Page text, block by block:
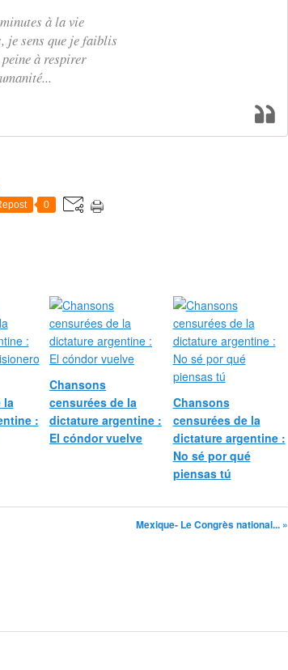
à la vie
je sens que je faiblis
à respirer
0
la
:
Chansons
censurées de la
dictature argentine :
El cóndor vuelve
Chansons
censurées de la
dictature argentine :
No sé por qué
piensas tú
Mexique- Le Congrès national... »